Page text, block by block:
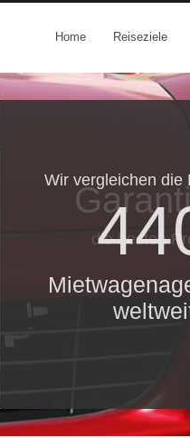
Home Reiseziele
Wir vergleichen die
die besten